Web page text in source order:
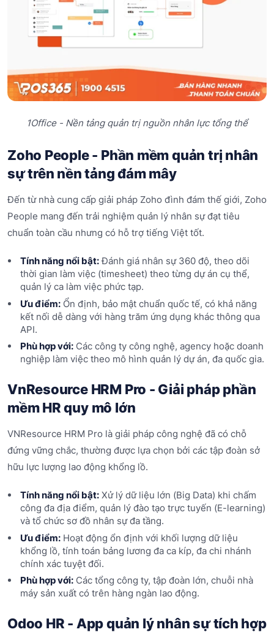
1Office - Nền tảng quản trị nguồn nhân lực tổng thể
Zoho People - Phần mềm quản trị nhân
sự trên nền tảng đám mây
Đến từ nhà cung cấp giải pháp Zoho đình đám thế giới, Zoho
People mang đến trải nghiệm quản lý nhân sự đạt tiêu
chuẩn toàn cầu nhưng có hỗ trợ tiếng Việt tốt.
Tính năng nổi bật:Đánh giá nhân sự 360 độ, theo dõi
thời gian làm việc (timesheet) theo từng dự án cụ thể,
quản lý ca làm việc phức tạp.
Ưu điểm:Ổn định, bảo mật chuẩn quốc tế, có khả năng
kết nối dễ dàng với hàng trăm ứng dụng khác thông qua
API.
Phù hợp với:Các công ty công nghệ, agency hoặc doanh
nghiệp làm việc theo mô hình quản lý dự án, đa quốc gia.
VnResource HRM Pro - Giải pháp phần
mềm HR quy mô lớn
VNResource HRM Pro là giải pháp công nghệ đã có chỗ
đứng vững chắc, thường được lựa chọn bởi các tập đoàn sở
hữu lực lượng lao động khổng lồ.
Tính năng nổi bật:Xử lý dữ liệu lớn (Big Data) khi chấm
công đa địa điểm, quản lý đào tạo trực tuyến (E-learning)
và tổ chức sơ đồ nhân sự đa tầng.
Ưu điểm:Hoạt động ổn định với khối lượng dữ liệu
khổng lồ, tính toán bảng lương đa ca kíp, đa chi nhánh
chính xác tuyệt đối.
Phù hợp với:Các tổng công ty, tập đoàn lớn, chuỗi nhà
máy sản xuất có trên hàng ngàn lao động.
Odoo HR - App quản lý nhân sự tích hợp